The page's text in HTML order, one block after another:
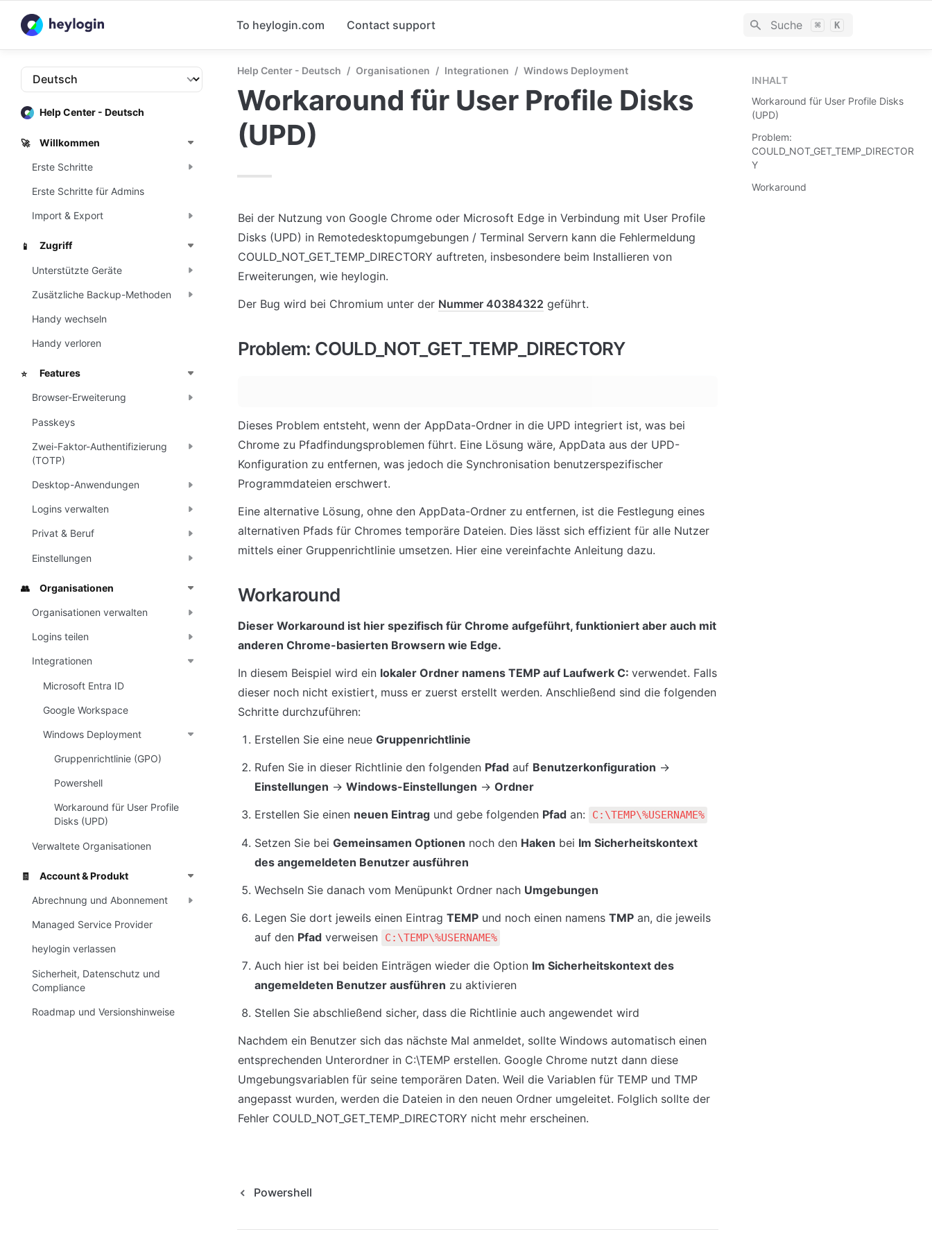
To heylogin.com Contact support Suche ⌘ K
Help Center - Deutsch
🚀 Willkommen
Erste Schritte
Erste Schritte für Admins
Import & Export
📱 Zugriff
Unterstützte Geräte
Zusätzliche Backup-Methoden
Handy wechseln
Handy verloren
⭐ Features
Browser-Erweiterung
Passkeys
Zwei-Faktor-Authentifizierung
(TOTP)
Desktop-Anwendungen
Logins verwalten
Privat & Beruf
Einstellungen
👥 Organisationen
Organisationen verwalten
Logins teilen
Integrationen
Microsoft Entra ID
Google Workspace
Windows Deployment
Gruppenrichtlinie (GPO)
Powershell
Workaround für User Profile
Disks (UPD)
Verwaltete Organisationen
🧾 Account & Produkt
Abrechnung und Abonnement
Managed Service Provider
heylogin verlassen
Sicherheit, Datenschutz und
Compliance
Roadmap und Versionshinweise
Help Center - Deutsch / Organisationen / Integrationen / Windows Deployment
Workaround für User Profile Disks
(UPD)
Bei der Nutzung von Google Chrome oder Microsoft Edge in Verbindung mit User Profile
Disks (UPD) in Remotedesktopumgebungen / Terminal Servern kann die Fehlermeldung
COULD_NOT_GET_TEMP_DIRECTORY auftreten, insbesondere beim Installieren von
Erweiterungen, wie heylogin.
Der Bug wird bei Chromium unter der Nummer 40384322 geführt.
Problem: COULD_NOT_GET_TEMP_DIRECTORY
Dieses Problem entsteht, wenn der AppData-Ordner in die UPD integriert ist, was bei
Chrome zu Pfadfindungsproblemen führt. Eine Lösung wäre, AppData aus der UPD-
Konfiguration zu entfernen, was jedoch die Synchronisation benutzerspezifischer
Programmdateien erschwert.
Eine alternative Lösung, ohne den AppData-Ordner zu entfernen, ist die Festlegung eines
alternativen Pfads für Chromes temporäre Dateien. Dies lässt sich effizient für alle Nutzer
mittels einer Gruppenrichtlinie umsetzen. Hier eine vereinfachte Anleitung dazu.
Workaround
Dieser Workaround ist hier spezifisch für Chrome aufgeführt, funktioniert aber auch mit
anderen Chrome-basierten Browsern wie Edge.
In diesem Beispiel wird ein lokaler Ordner namens TEMP auf Laufwerk C: verwendet. Falls
dieser noch nicht existiert, muss er zuerst erstellt werden. Anschließend sind die folgenden
Schritte durchzuführen:
Erstellen Sie eine neue Gruppenrichtlinie
Rufen Sie in dieser Richtlinie den folgenden Pfad auf Benutzerkonfiguration
Einstellungen → Windows-Einstellungen → Ordner
Erstellen Sie einen neuen Eintrag und gebe folgenden Pfad an: C:\TEMP\%USERNAME%
Setzen Sie bei Gemeinsamen Optionen noch den Haken bei Im Sicherheitskontext
des angemeldeten Benutzer ausführen
Wechseln Sie danach vom Menüpunkt Ordner nach Umgebungen
Legen Sie dort jeweils einen Eintrag TEMP und noch einen namens TMP an, die jeweils
auf den Pfad verweisen C:\TEMP\%USERNAME%
Auch hier ist bei beiden Einträgen wieder die Option Im Sicherheitskontext des
angemeldeten Benutzer ausführen zu aktivieren
Stellen Sie abschließend sicher, dass die Richtlinie auch angewendet wird
Nachdem ein Benutzer sich das nächste Mal anmeldet, sollte Windows automatisch einen
entsprechenden Unterordner in C:\TEMP erstellen. Google Chrome nutzt dann diese
Umgebungsvariablen für seine temporären Daten. Weil die Variablen für TEMP und TMP
angepasst wurden, werden die Dateien in den neuen Ordner umgeleitet. Folglich sollte der
Fehler COULD_NOT_GET_TEMP_DIRECTORY nicht mehr erscheinen.
Powershell
INHALT
Workaround für User Profile Disks
(UPD)
Problem:
COULD_NOT_GET_TEMP_DIRECTOR
Y
Workaround